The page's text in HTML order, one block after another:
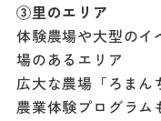
③里のエリア
体験農場や大型のイ
場のあるエリア
広大な農場「ろまん
農業体験プログラ